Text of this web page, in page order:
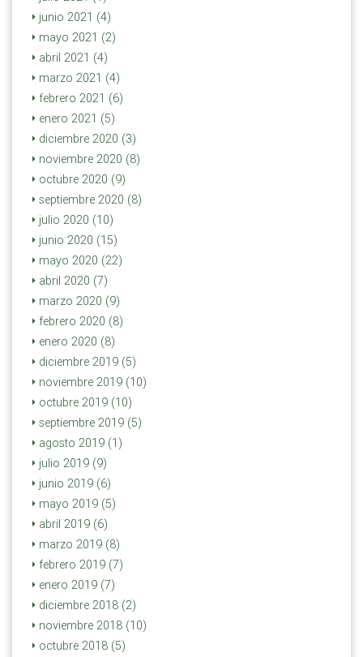
junio 2021 (4)
mayo 2021 (2)
abril 2021 (4)
marzo 2021 (4)
febrero 2021 (6)
enero 2021 (5)
diciembre 2020 (3)
noviembre 2020 (8)
octubre 2020 (9)
septiembre 2020 (8)
julio 2020 (10)
junio 2020 (15)
mayo 2020 (22)
abril 2020 (7)
marzo 2020 (9)
febrero 2020 (8)
enero 2020 (8)
diciembre 2019 (5)
noviembre 2019 (10)
octubre 2019 (10)
septiembre 2019 (5)
agosto 2019 (1)
julio 2019 (9)
junio 2019 (6)
mayo 2019 (5)
abril 2019 (6)
marzo 2019 (8)
febrero 2019 (7)
enero 2019 (7)
diciembre 2018 (2)
noviembre 2018 (10)
octubre 2018 (5)